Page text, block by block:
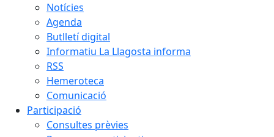
Notícies
Agenda
Butlletí digital
Informatiu La Llagosta informa
RSS
Hemeroteca
Comunicació
Participació
Consultes prèvies